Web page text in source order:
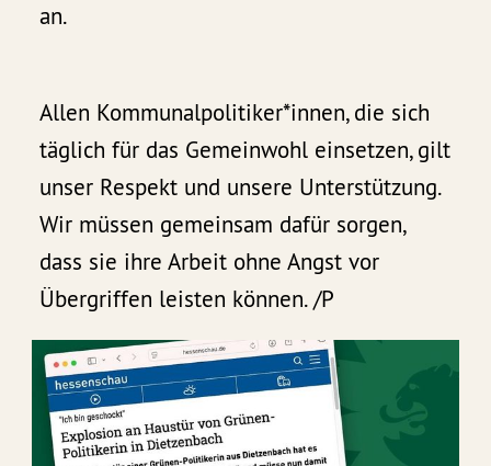
an.
Allen Kommunalpolitiker*innen, die sich
täglich für das Gemeinwohl einsetzen, gilt
unser Respekt und unsere Unterstützung.
Wir müssen gemeinsam dafür sorgen,
dass sie ihre Arbeit ohne Angst vor
Übergriffen leisten können. /P